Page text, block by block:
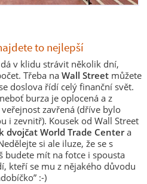
to nejlepší
v klidu strávit několik dní,
Třeba na Wall Streetmůžete
doslova řídí celý finanční svět.
burza je oplocená a z
zavřená (dříve bylo
i zevnitř). Kousek od Wall Street
dvojčat World Trade Centera
si ale iluze, že se s
budete mít na fotce i spousta
kteří se mu z nějakého důvodu
:-)